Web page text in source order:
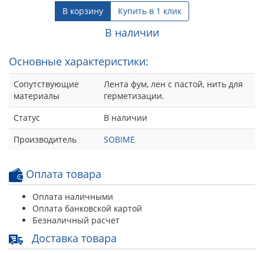
В корзину Купить в 1 клик
В наличии
Основные характеристики:
Сопутствующие
материалы
Лента фум, лен с пастой, нить для
герметизации.
Статус
В наличии
Производитель
SOBIME
Оплата товара
Оплата наличными
Оплата банковской картой
Безналичный расчет
Доставка товара